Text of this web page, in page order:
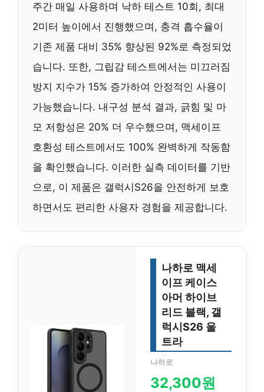
주간 매일 사용하며 낙하 테스트 10회, 최대
2미터 높이에서 진행했으며, 충격 흡수율이
기존 제품 대비 35% 향상된 92%로 측정되었
습니다. 또한, 그립감 테스트에서는 미끄러짐
방지 지수가 15% 증가하여 안정적인 사용이
가능했습니다. 내구성 분석 결과, 긁힘 및 마
모 저항성은 20% 더 우수했으며, 맥세이프
호환성 테스트에서도 100% 완벽하게 작동함
을 확인했습니다. 이러한 실측 데이터를 기반
으로, 이 제품은 갤럭시S26을 안전하게 보호
하면서도 편리한 사용자 경험을 제공합니다.
나하로 맥세
이프 케이스
아머 하이브
리드 블랙, 갤
럭시S26 울
트라
나하로
32,300원